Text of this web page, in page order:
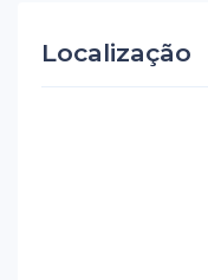
Localização